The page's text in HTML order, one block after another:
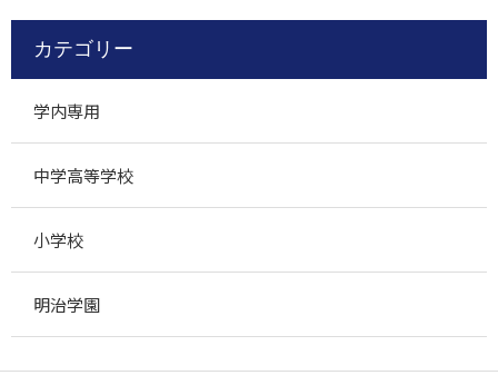
カテゴリー
学内専用
中学高等学校
小学校
明治学園